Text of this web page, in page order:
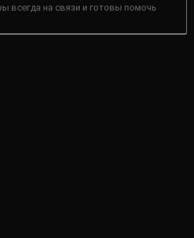
всегда на связи и готовы помочь